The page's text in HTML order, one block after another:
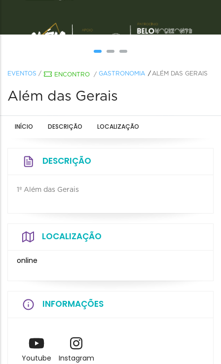
EVENTOS / ENCONTRO / GASTRONOMIA ALÉM DAS GERAIS
Além das Gerais
INÍCIO DESCRIÇÃO LOCALIZAÇÃO
DESCRIÇÃO
1º Além das Gerais
LOCALIZAÇÃO
online
INFORMAÇÕES
Youtube Instagram